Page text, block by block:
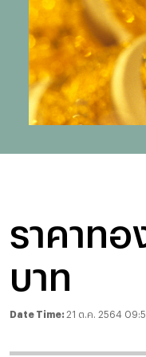
ราคาท
บาท
Date Time: 21 ต.ค. 2564